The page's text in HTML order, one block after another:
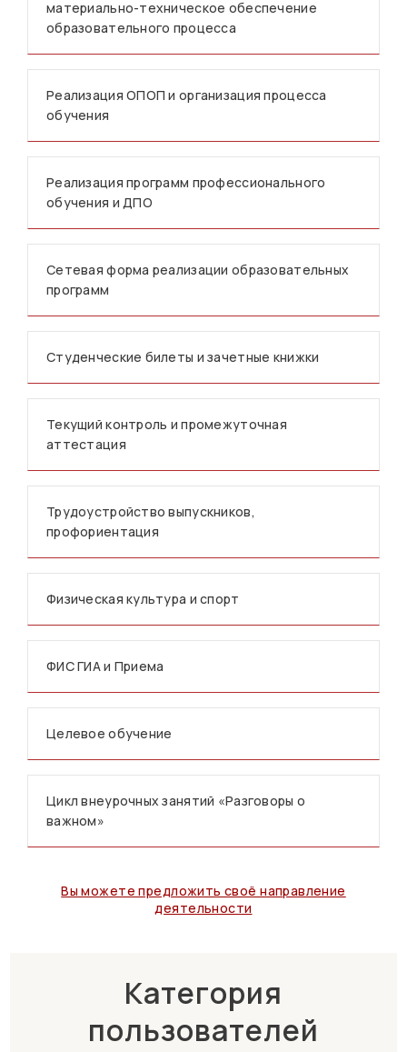
материально-техническое обеспечение
образовательного процесса
Реализация ОПОП и организация процесса
обучения
Реализация программ профессионального
обучения и ДПО
Сетевая форма реализации образовательных
программ
Студенческие билеты и зачетные книжки
Текущий контроль и промежуточная
аттестация
Трудоустройство выпускников,
профориентация
Физическая культура и спорт
ФИС ГИА и Приема
Целевое обучение
Цикл внеурочных занятий «Разговоры о
важном»
Вы можете предложить своё направление
деятельности
Категория
пользователей